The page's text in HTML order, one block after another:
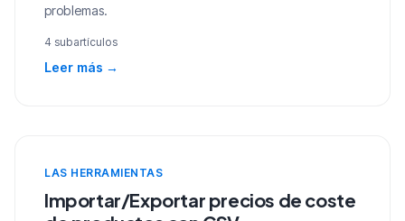
problemas.
4 subartículos
Leer más →
LAS HERRAMIENTAS
Importar/Exportar precios de coste